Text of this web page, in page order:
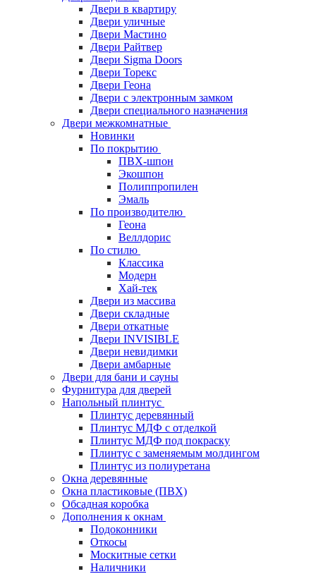
Двери в квартиру
Двери уличные
Двери Мастино
Двери Райтвер
Двери Sigma Doors
Двери Торекс
Двери Геона
Двери с электронным замком
Двери специального назначения
Двери межкомнатные
Новинки
По покрытию
ПВХ-шпон
Экошпон
Полиппропилен
Эмаль
По производителю
Геона
Веллдорис
По стилю
Классика
Модерн
Хай-тек
Двери из массива
Двери складные
Двери откатные
Двери INVISIBLE
Двери невидимки
Двери амбарные
Двери для бани и сауны
Фурнитура для дверей
Напольный плинтус
Плинтус деревянный
Плинтус МДФ с отделкой
Плинтус МДФ под покраску
Плинтус с заменяемым молдингом
Плинтус из полиуретана
Окна деревянные
Окна пластиковые (ПВХ)
Обсадная коробка
Дополнения к окнам
Подоконники
Откосы
Москитные сетки
Наличники